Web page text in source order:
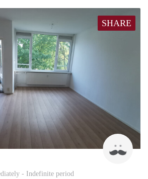
SHARE
- Indefinite period